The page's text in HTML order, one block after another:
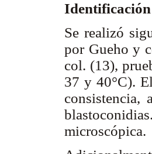
Identificación
Se realizó
por Gueho y
col. (13),
37 y 40°C).
consistencia,
microscópica.